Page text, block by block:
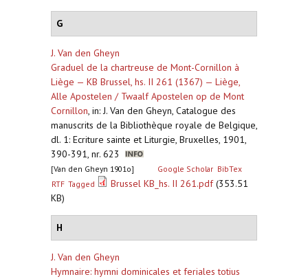
G
J. Van den Gheyn
Graduel de la chartreuse de Mont-Cornillon à
Liège — KB Brussel, hs. II 261 (1367) — Liège,
Alle Apostelen / Twaalf Apostelen op de Mont
Cornillon, in: J. Van den Gheyn, Catalogue des
manuscrits de la Bibliothèque royale de Belgique,
dl. 1: Ecriture sainte et Liturgie, Bruxelles, 1901,
390-391, nr. 623
[Van den Gheyn 1901o] Google Scholar BibTex
RTF Tagged Brussel KB_hs. II 261.pdf(353.51
KB)
H
J. Van den Gheyn
Hymnaire: hymni dominicales et feriales totius